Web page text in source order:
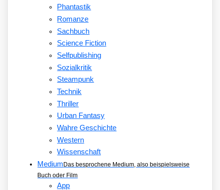
Phantastik
Romanze
Sachbuch
Science Fiction
Selfpublishing
Sozialkritik
Steampunk
Technik
Thriller
Urban Fantasy
Wahre Geschichte
Western
Wissenschaft
MediumDas besprochene Medium, also beispielsweise
Buch oder Film
App